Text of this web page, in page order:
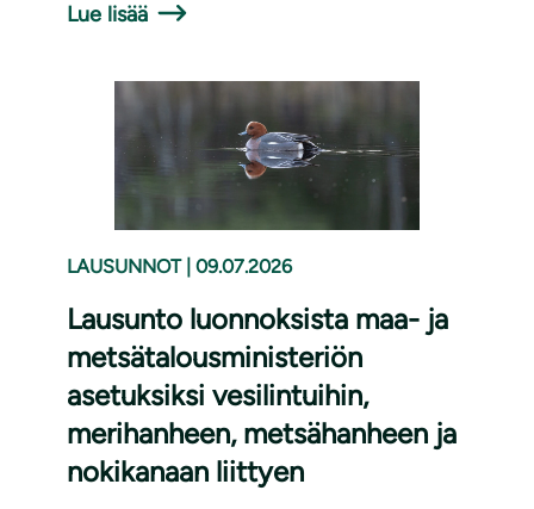
Lue lisää
LAUSUNNOT 09.07.2026
Lausunto luonnoksista maa- ja
metsätalousministeriön
asetuksiksi vesilintuihin,
merihanheen, metsähanheen ja
nokikanaan liittyen